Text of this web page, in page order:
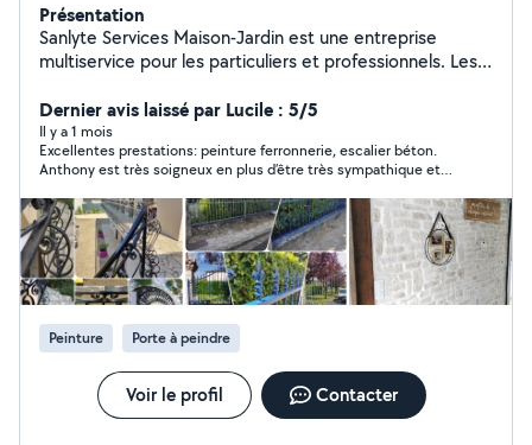
Présentation
Sanlyte Services Maison-Jardin est une entreprise
multiservice pour les particuliers et professionnels. Les
intérieur ou extérieur (travaux de finition, petites
réparations, aménagement intérieur, montage de
mobilier, pose de clôture, pose de terrasse bois sur
plots). L'entretien de vos espaces verts (entretien parcs
et jardins, tonte, taille de haies, débroussaillage, petit
élagage, évacuation des végétaux, arrosage des
jardins). Le nettoyage courant du bâtiment (nettoyage
toiture, façade, terrasse, dallage, panneaux solaire,
piscine, monuments funéraires)
Dernier avis laissé par Lucile : 5/5
Il y a 1 mois
Excellentes prestations: peinture ferronnerie, escalier béton.
Anthony est très soigneux en plus d’être très sympathique et
fortement.
Peinture Porte à peindre
Voir le profil Contacter